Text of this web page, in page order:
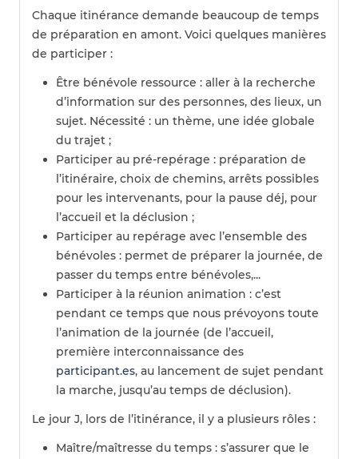
Chaque itinérance demande beaucoup de temps
de préparation en amont. Voici quelques manières
de participer :
Être bénévole ressource : aller à la recherche
d’information sur des personnes, des lieux, un
sujet. Nécessité : un thème, une idée globale
du trajet ;
Participer au pré-repérage : préparation de
l’itinéraire, choix de chemins, arrêts possibles
pour les intervenants, pour la pause déj, pour
l’accueil et la déclusion ;
Participer au repérage avec l’ensemble des
bénévoles : permet de préparer la journée, de
passer du temps entre bénévoles,...
Participer à la réunion animation : c’est
pendant ce temps que nous prévoyons toute
l’animation de la journée (de l’accueil,
première interconnaissance des
participant.es, au lancement de sujet pendant
la marche, jusqu’au temps de déclusion).
Le jour J, lors de l’itinérance, il y a plusieurs rôles :
Maître/maîtresse du temps : s’assurer que le